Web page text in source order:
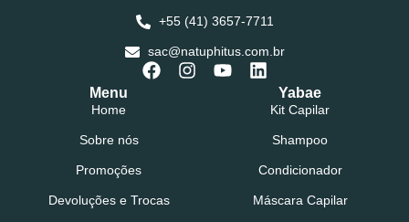
+55 (41) 3657-7711
sac@natuphitus.com.br
Menu
Home
Sobre nós
Promoções
Devoluções e Trocas
Yabae
Kit Capilar
Shampoo
Condicionador
Máscara Capilar